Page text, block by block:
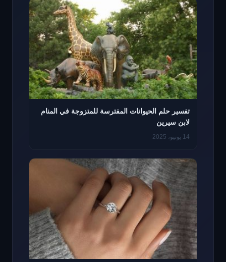
تفسير حلم الحيوانات المفترسة للمتزوجة في المنام
لابن سيرين
14 يونيو، 2025